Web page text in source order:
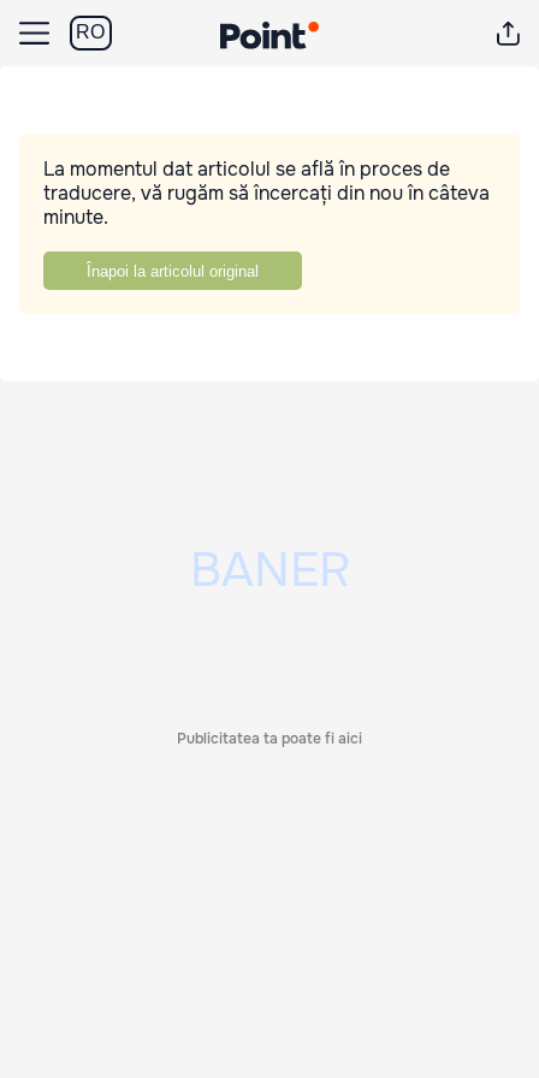
RO
La momentul dat articolul se află în proces de
traducere, vă rugăm să încercați din nou în câteva
minute.
Înapoi la articolul original
Publicitatea ta poate fi aici